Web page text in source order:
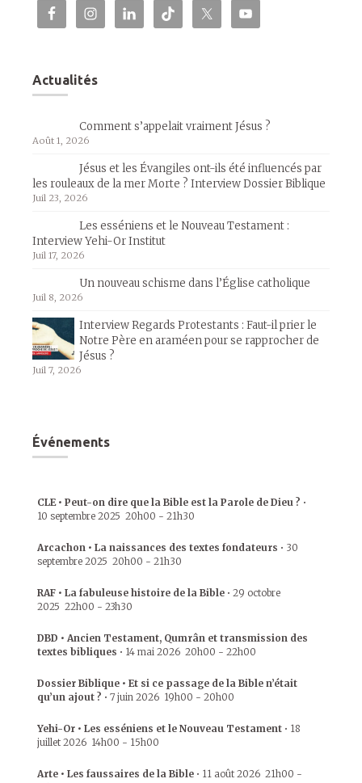
Actualités
Comment s’appelait vraiment Jésus ?
Août 1, 2026
Jésus et les Évangiles ont-ils été influencés par
les rouleaux de la mer Morte ? Interview Dossier Biblique
Juil 23, 2026
Les esséniens et le Nouveau Testament :
Interview Yehi-Or Institut
Juil 17, 2026
Un nouveau schisme dans l’Église catholique
Juil 8, 2026
Interview Regards Protestants : Faut-il prier le
Notre Père en araméen pour se rapprocher de
Jésus ?
Juil 7, 2026
Événements
CLE • Peut-on dire que la Bible est la Parole de Dieu ? •
10 septembre 2025 20h00 - 21h30
Arcachon • La naissances des textes fondateurs • 30
septembre 2025 20h00 - 21h30
RAF • La fabuleuse histoire de la Bible • 29 octobre
2025 22h00 - 23h30
DBD • Ancien Testament, Qumrân et transmission des
textes bibliques • 14 mai 2026 20h00 - 22h00
Dossier Biblique • Et si ce passage de la Bible n’était
qu’un ajout ? • 7 juin 2026 19h00 - 20h00
Yehi-Or • Les esséniens et le Nouveau Testament • 18
juillet 2026 14h00 - 15h00
Arte • Les faussaires de la Bible • 11 août 2026 21h00 -